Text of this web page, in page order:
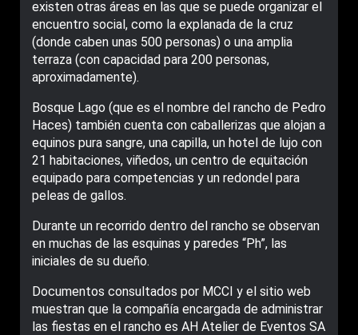
existen otras áreas en las que se puede organizar el
encuentro social, como la explanada de la cruz
(donde caben unas 500 personas) o una amplia
terraza (con capacidad para 200 personas,
aproximadamente).
Bosque Lago (que es el nombre del rancho de Pedro
Haces) también cuenta con caballerizas que alojan a
equinos pura sangre, una capilla, un hotel de lujo con
21 habitaciones, viñedos, un centro de equitación
equipado para competencias y un redondel para
peleas de gallos.
Durante un recorrido dentro del rancho se observan
en muchas de las esquinas y paredes “Ph”, las
iniciales de su dueño.
Documentos consultados por MCCI y el sitio web
muestran que la compañía encargada de administrar
las fiestas en el rancho es AH Atelier de Eventos SA